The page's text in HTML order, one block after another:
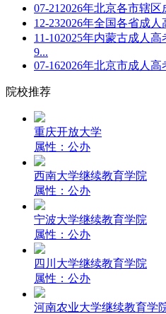
07-21 2026年北京各市辖
12-232026年全国各省成
11-102025年内蒙古成人高
9...
07-162026年北京市成人高
院校推荐
重庆开放大学
属性：公办
西南大学继续教育学院
属性：公办
宁波大学继续教育学院
属性：公办
四川大学继续教育学院
属性：公办
河南农业大学继续教育学